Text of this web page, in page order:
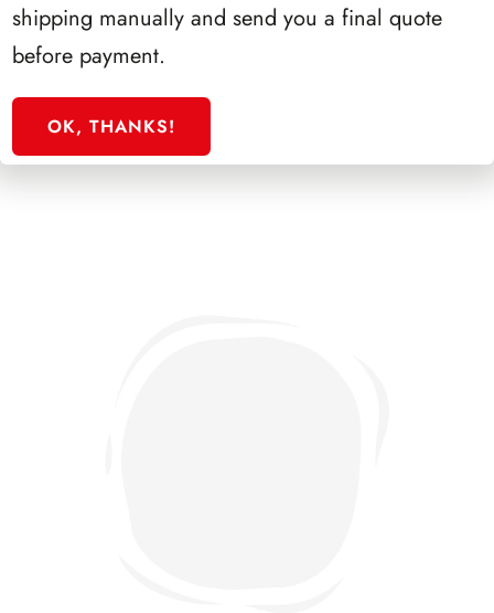
PRESIDENZA DE NICOLA 1945/1948
shipping manually and send you a final quote
before payment.
OK, THANKS!